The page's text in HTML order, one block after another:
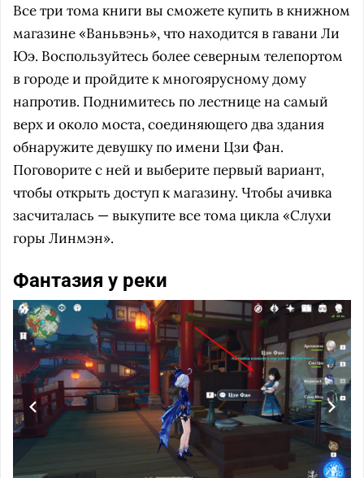
Все три тома книги вы сможете купить в книжном
магазине «Ваньвэнь», что находится в гавани Ли
Юэ. Воспользуйтесь более северным телепортом
в городе и пройдите к многоярусному дому
напротив. Поднимитесь по лестнице на самый
верх и около моста, соединяющего два здания
обнаружите девушку по имени Цзи Фан.
Поговорите с ней и выберите первый вариант,
чтобы открыть доступ к магазину. Чтобы ачивка
засчиталась — выкупите все тома цикла «Слухи
горы Линмэн».
Фантазия у реки